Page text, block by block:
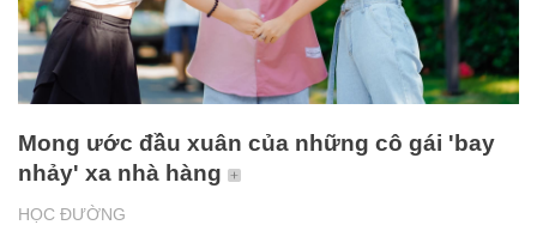
HỌC ĐƯỜNG
Mong ước đầu xuân của những cô gái 'bay
nhảy' xa nhà hàng